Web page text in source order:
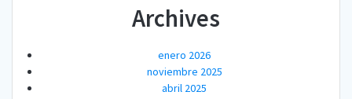
Archives
enero 2026
noviembre 2025
abril 2025